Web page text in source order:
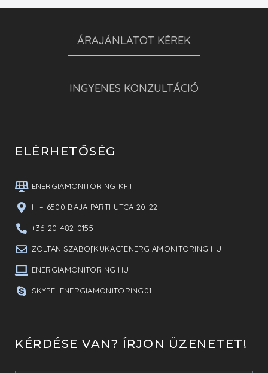
ÁRAJÁNLATOT KÉREK
INGYENES KONZULTÁCIÓ
ELÉRHETŐSÉG
ENERGIAMONITORING KFT.
H – 6500 BAJA PARTI UTCA 20-22.
+36-20-482-0155
ZOLTAN.SZABO[KUKAC]ENERGIAMONITORING.HU
ENERGIAMONITORING.HU
SKYPE: ENERGIAMONITORING01
KÉRDÉSE VAN? ÍRJON ÜZENETET!